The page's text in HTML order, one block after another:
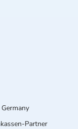
Partner